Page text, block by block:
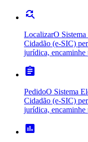
find_replace
LocalizarO
Cidadão (e-SIC)
jurídica, encaminhe
assignment
PedidoO Sistema
Cidadão (e-SIC)
jurídica, encaminhe
poll